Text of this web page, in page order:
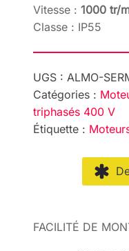
Vitesse : 1000 tr/
Classe : IP55
UGS : ALMO-
Catégories :
triphasés 400 V
Étiquette :
FACILITÉ DE